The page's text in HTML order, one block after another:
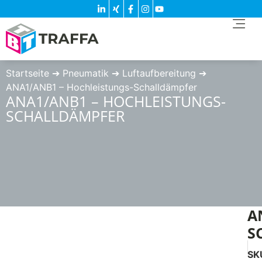
Startseite ➔ Pneumatik ➔ Luftaufbereitung ➔
ANA1/ANB1 – Hochleistungs-Schalldämpfer
ANA1/ANB1 – HOCHLEISTUNGS-
SCHALLDÄMPFER